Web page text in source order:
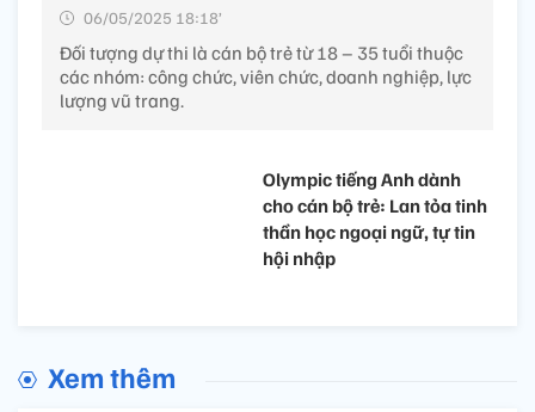
06/05/2025 18:18’
Đối tượng dự thi là cán bộ trẻ từ 18 – 35 tuổi thuộc
các nhóm: công chức, viên chức, doanh nghiệp, lực
lượng vũ trang.
Olympic tiếng Anh dành
cho cán bộ trẻ: Lan tỏa tinh
thần học ngoại ngữ, tự tin
hội nhập
Xem thêm